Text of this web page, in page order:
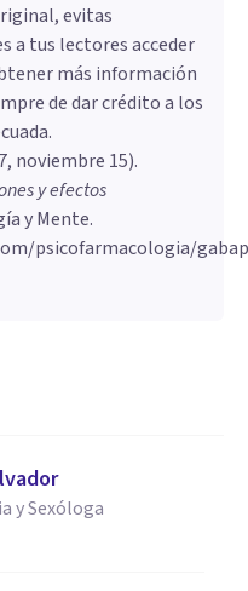
evitas
a tus lectores acceder
más información
de dar crédito a los
noviembre 15).
y efectos
y Mente.
psicofarmacologia/
y Sexóloga